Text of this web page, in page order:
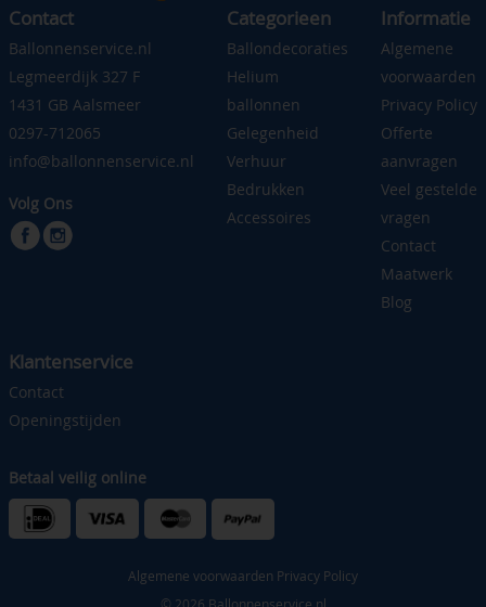
Contact
Ballonnenservice.nl
Legmeerdijk 327 F
1431 GB Aalsmeer
0297-712065
info@ballonnenservice.nl
Volg Ons
Categorieen
Ballondecoraties
Helium
ballonnen
Gelegenheid
Verhuur
Bedrukken
Accessoires
Informatie
Algemene
voorwaarden
Privacy Policy
Offerte
aanvragen
Veel gestelde
vragen
Contact
Maatwerk
Blog
Klantenservice
Contact
Openingstijden
Betaal veilig online
Algemene voorwaarden Privacy Policy
© 2026 Ballonnenservice.nl